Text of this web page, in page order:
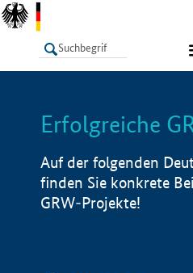
LISTE
Erfolgreiche
Auf der folgenden
finden Sie konkrete
GRW-Projekte!